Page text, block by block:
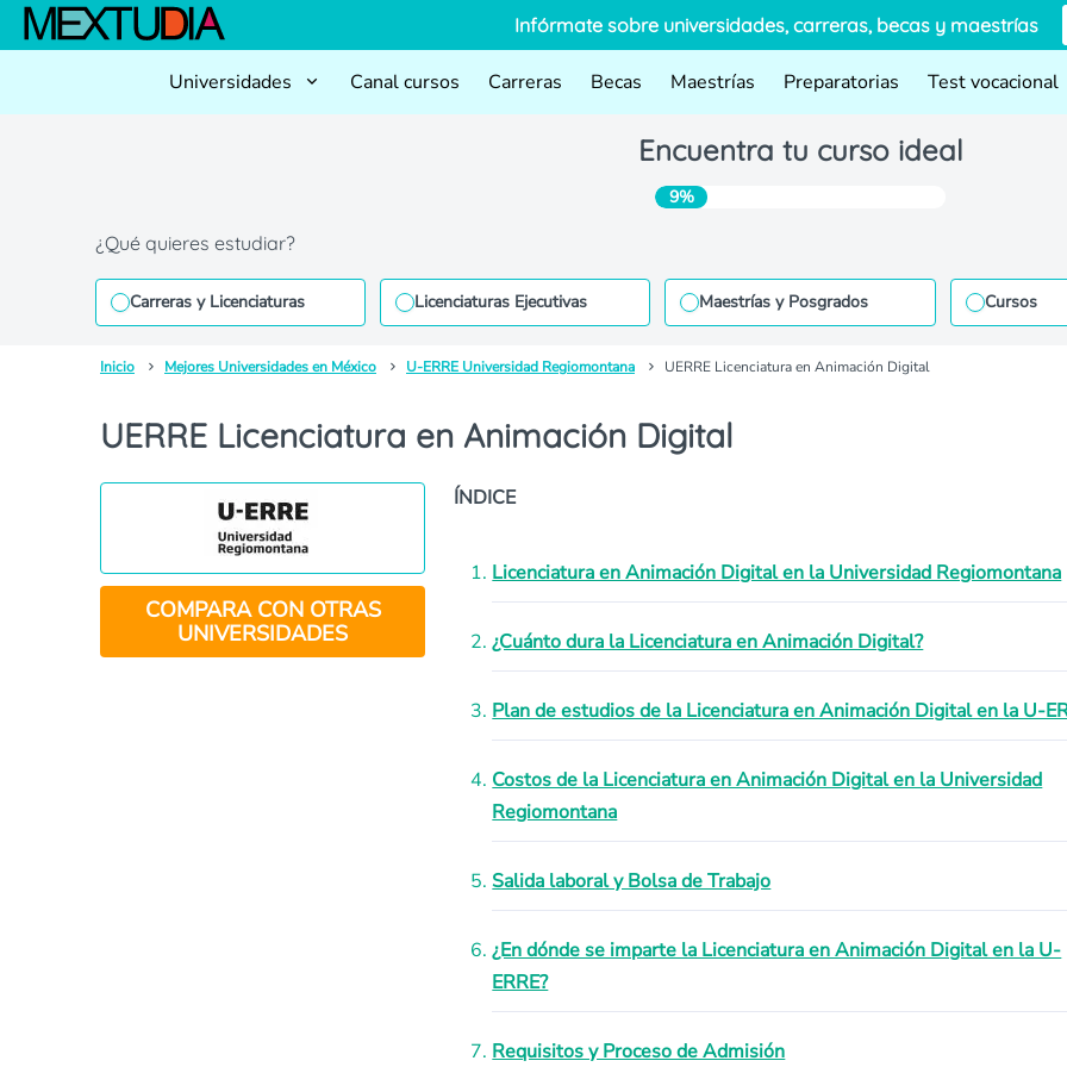
Infórmate sobre universidades, carreras, becas y maestrías
Universidades Canal cursos Carreras Becas Maestrías Preparatorias Test vocacional
Encuentra tu curso ideal
9%
¿Qué quieres estudiar?
Carreras y Licenciaturas Licenciaturas Ejecutivas Maestrías y Posgrados Cursos
Inicio Mejores Universidades en México U-ERRE Universidad Regiomontana UERRE Licenciatura en Animación Digital
UERRE Licenciatura en Animación Digital
COMPARA CON OTRAS
UNIVERSIDADES
ÍNDICE
Licenciatura en Animación Digital en la Universidad Regiomontana
¿Cuánto dura la Licenciatura en Animación Digital?
Plan de estudios de la Licenciatura en Animación Digital en la U-
Costos de la Licenciatura en Animación Digital en la Universidad
Regiomontana
Salida laboral y Bolsa de Trabajo
¿En dónde se imparte la Licenciatura en Animación Digital en la U-
ERRE?
Requisitos y Proceso de Admisión